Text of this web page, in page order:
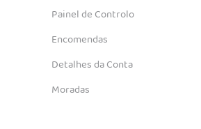
Painel de Controlo
Encomendas
Detalhes da Conta
Moradas